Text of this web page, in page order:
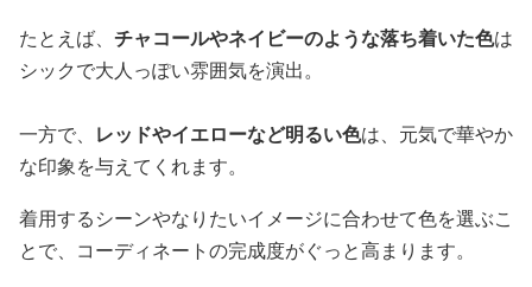
たとえば、 チャコールやネイビーのような落ち着いた色は
シックで大人っぽい雰囲気を演出。
一方で、 レッドやイエローなど明るい色は、元気で華やか
な印象を与えてくれます。
着用するシーンやなりたいイメージに合わせて色を選ぶこ
とで、コーディネートの完成度がぐっと高まります。